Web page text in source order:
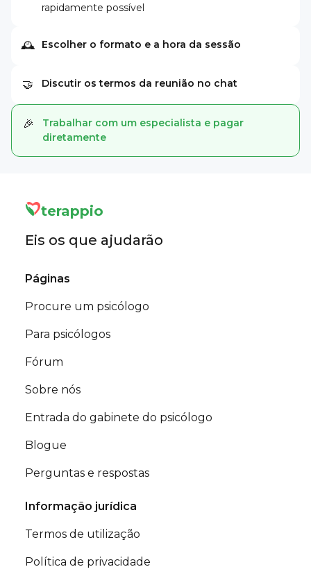
rapidamente possível
🕰 Escolher o formato e a hora da sessão
🤝 Discutir os termos da reunião no chat
🎉
Trabalhar com um especialista e pagar
diretamente
terappio
Eis os que ajudarão
Páginas
Procure um psicólogo
Para psicólogos
Fórum
Sobre nós
Entrada do gabinete do psicólogo
Blogue
Perguntas e respostas
Informação jurídica
Termos de utilização
Política de privacidade